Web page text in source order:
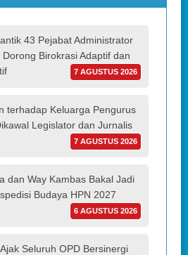
43 Pejabat Administrator
Birokrasi Adaptif dan
7 AGUSTUS 2026
terhadap Keluarga Pengurus
Legislator dan Jurnalis
7 AGUSTUS 2026
dan Way Kambas Bakal Jadi
Budaya HPN 2027
6 AGUSTUS 2026
Seluruh OPD Bersinergi